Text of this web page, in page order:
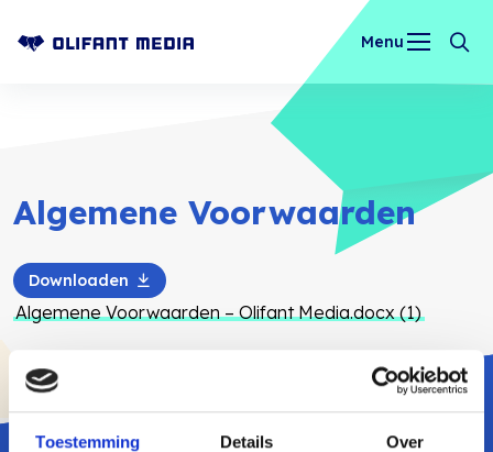
Toestemming Details Over
Menu
Algemene Voorwaarden
Algemene Voorwaarden – Olifant Media.docx (1)
Downloaden